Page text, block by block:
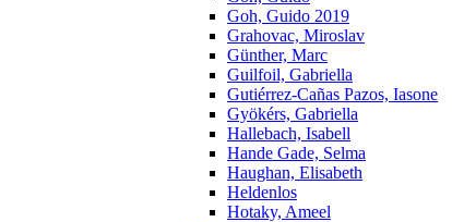
Goh, Guido 2019
Grahovac, Miroslav
Günther, Marc
Guilfoil, Gabriella
Gutiérrez-Cañas Pazos, Iasone
Gyökérs, Gabriella
Hallebach, Isabell
Hande Gade, Selma
Haughan, Elisabeth
Heldenlos
Hotaky, Ameel